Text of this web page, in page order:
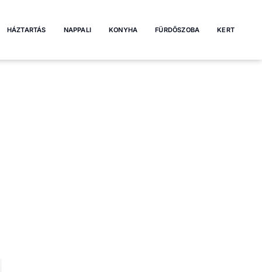
HÁZTARTÁS NAPPALI KONYHA FÜRDŐSZOBA KERT